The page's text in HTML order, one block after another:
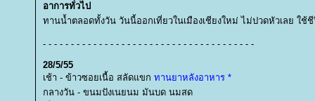
อาการทั่วไป
ทานน้ำตลอดทั้งวัน วันนี้ออกเที่ยวในเมืองเชียงใหม่ ไม่ปวดหัวเลย ใช้
- - - - - - - - - - - - - - - - - - - - - - - - - - - - - - - - - - - - - -
28/5/55
เช้า - ข้าวซอยเนื้อ สลัดแขก ทานยาหลังอาหาร *
กลางวัน - ขนมปังเนยนม มันบด นมสด